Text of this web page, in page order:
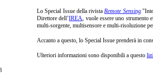
Lo Special Issue della rivistaRemote Sensing
Direttore dell’IREA, vuole essere uno strumento
multi-sorgente, multisensore e multi-risoluzione
Accanto a questo, lo Special Issue prenderà in
Ulteriori informazioni sono disponibili a questo